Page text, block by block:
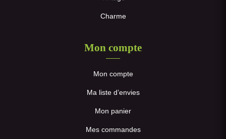
Charme
Mon compte
Mon compte
Ma liste d’envies
Mon panier
Mes commandes